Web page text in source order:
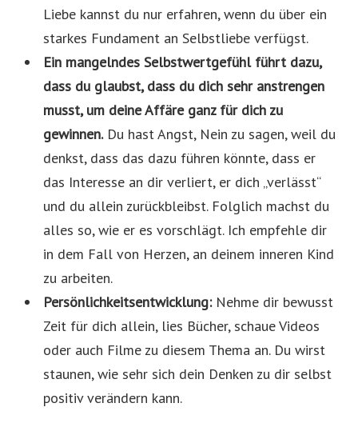
Liebe kannst du nur erfahren, wenn du über ein
starkes Fundament an Selbstliebe verfügst.
Ein mangelndes Selbstwertgefühl führt dazu,
dass du glaubst, dass du dich sehr anstrengen
musst, um deine Affäre ganz für dich zu
gewinnen.Du hast Angst, Nein zu sagen, weil du
denkst, dass das dazu führen könnte, dass er
das Interesse an dir verliert, er dich „verlässt“
und du allein zurückbleibst. Folglich machst du
alles so, wie er es vorschlägt. Ich empfehle dir
in dem Fall von Herzen, an deinem inneren Kind
zu arbeiten.
Persönlichkeitsentwicklung: Nehme dir bewusst
Zeit für dich allein, lies Bücher, schaue Videos
oder auch Filme zu diesem Thema an. Du wirst
staunen, wie sehr sich dein Denken zu dir selbst
positiv verändern kann.